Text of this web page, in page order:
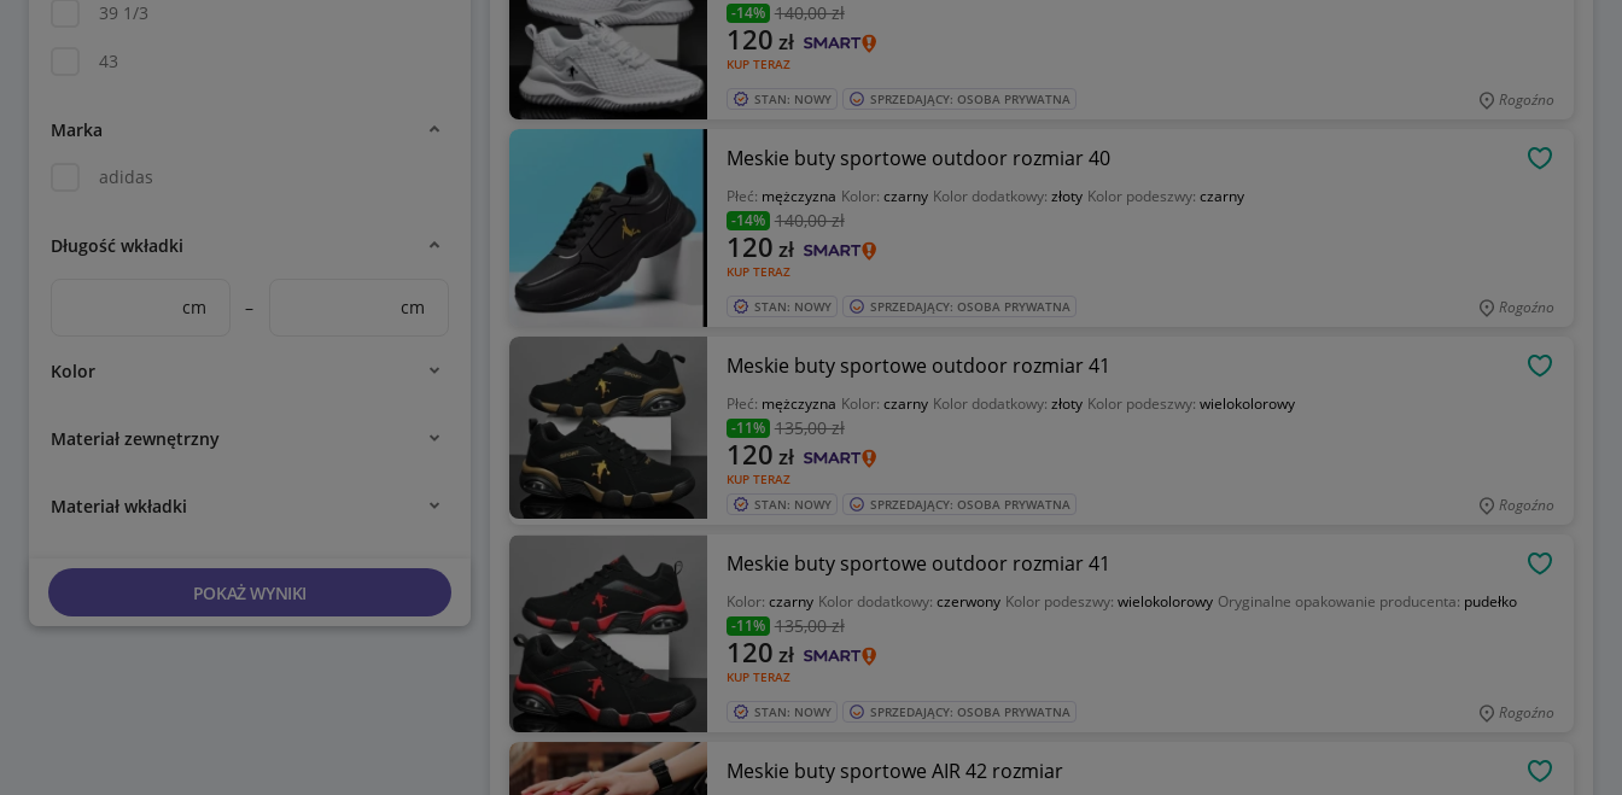
39 1/3
43
Marka
adidas
Długość wkładki
cm – cm
Kolor
Materiał zewnętrzny
Materiał wkładki
POKAŻ WYNIKI
-14% 140,00 zł
KUP TERAZ
120 zł
STAN: NOWY SPRZEDAJĄCY: OSOBA PRYWATNA Rogoźno
Meskie buty sportowe outdoor rozmiar 40
Płeć: mężczyzna Kolor: czarny Kolor dodatkowy: złoty Kolor podeszwy: czarny
-14% 140,00 zł
KUP TERAZ
120 zł
STAN: NOWY SPRZEDAJĄCY: OSOBA PRYWATNA Rogoźno
Meskie buty sportowe outdoor rozmiar 41
Płeć: mężczyzna Kolor: czarny Kolor dodatkowy: złoty Kolor podeszwy: wielokolorowy
-11% 135,00 zł
KUP TERAZ
120 zł
STAN: NOWY SPRZEDAJĄCY: OSOBA PRYWATNA Rogoźno
Meskie buty sportowe outdoor rozmiar 41
Kolor: czarny Kolor dodatkowy: czerwony Kolor podeszwy: wielokolorowy Oryginalne opakowanie producenta: pudełko
-11% 135,00 zł
KUP TERAZ
120 zł
STAN: NOWY SPRZEDAJĄCY: OSOBA PRYWATNA Rogoźno
Meskie buty sportowe AIR 42 rozmiar